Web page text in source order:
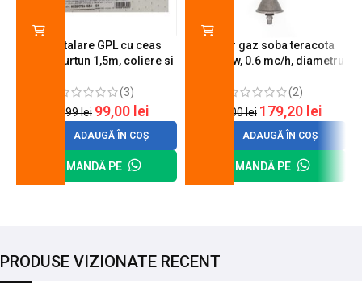
Kit instalare GPL cu ceas
butelie, furtun 1,5m, coliere si
(3)
120,99lei 99,00 lei
ADAUGĂ ÎN COȘ
COMANDĂ PE
Arzator gaz soba teracota
A600, 6 kw, 0.6 mc/h, diametru
(2)
200,00lei 179,20 lei
ADAUGĂ ÎN COȘ
COMANDĂ PE
PRODUSE VIZIONATE RECENT